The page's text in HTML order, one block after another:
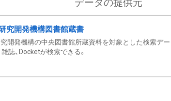
データの提供元
究開発機構図書館蔵書
開発機構の中央図書館所蔵資料を対象とした検索デ
雑誌、Docketが検索できる。